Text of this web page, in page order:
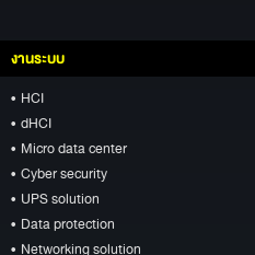
งานระบบ
• HCI
• dHCI
• Micro data center
• Cyber security
• UPS solution
• Data protection
• Networking solution